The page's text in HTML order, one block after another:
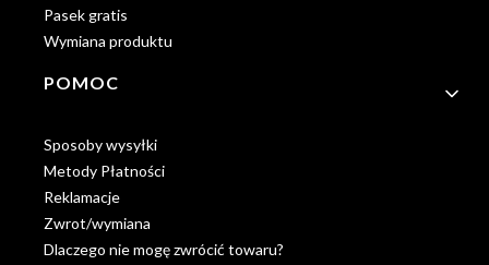
Pasek gratis
Wymiana produktu
POMOC
Sposoby wysyłki
Metody Płatności
Reklamacje
Zwrot/wymiana
Dlaczego nie mogę zwrócić towaru?